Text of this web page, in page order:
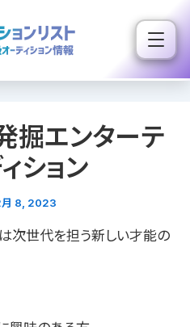
掘エンターテ
ション
月 8, 2023
次世代を担う新しい才能の